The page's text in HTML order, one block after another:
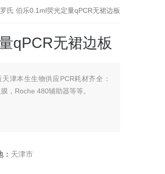
氏 伯乐0.1ml荧光定量qPCR无裙边板
qPCR无裙边板
津本生生物供应PCR耗材齐全：
，Roche 480辅助器等等。
天津市